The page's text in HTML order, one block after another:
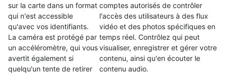
sur la carte dans un format
qui n'est accessible
qu'avec vos identifiants.
La caméra est protégé par
un accéléromètre, qui vous
avertit également si
quelqu'un tente de retirer
comptes autorisés de contrôler
l'accès des utilisateurs à des flux
vidéo et des photos spécifiques en
temps réel. Contrôlez qui peut
visualiser, enregistrer et gérer votre
contenu, ainsi qu'en écouter le
contenu audio.